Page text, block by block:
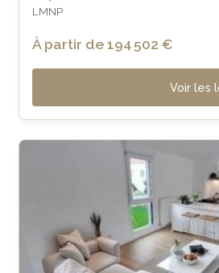
LMNP
À partir de 194 502 €
Voir les